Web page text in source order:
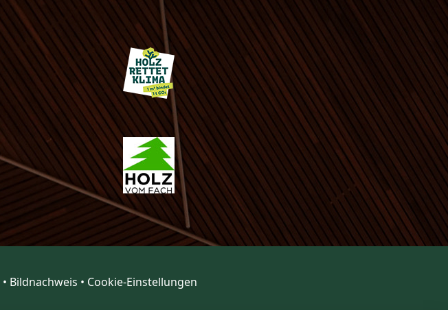
• Bildnachweis • Cookie-Einstellungen